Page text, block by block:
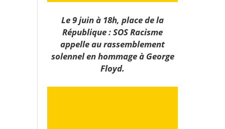
Le 9 juin à 18h, place de la
République : SOS Racisme
appelle au rassemblement
solennel en hommage à George
Floyd.